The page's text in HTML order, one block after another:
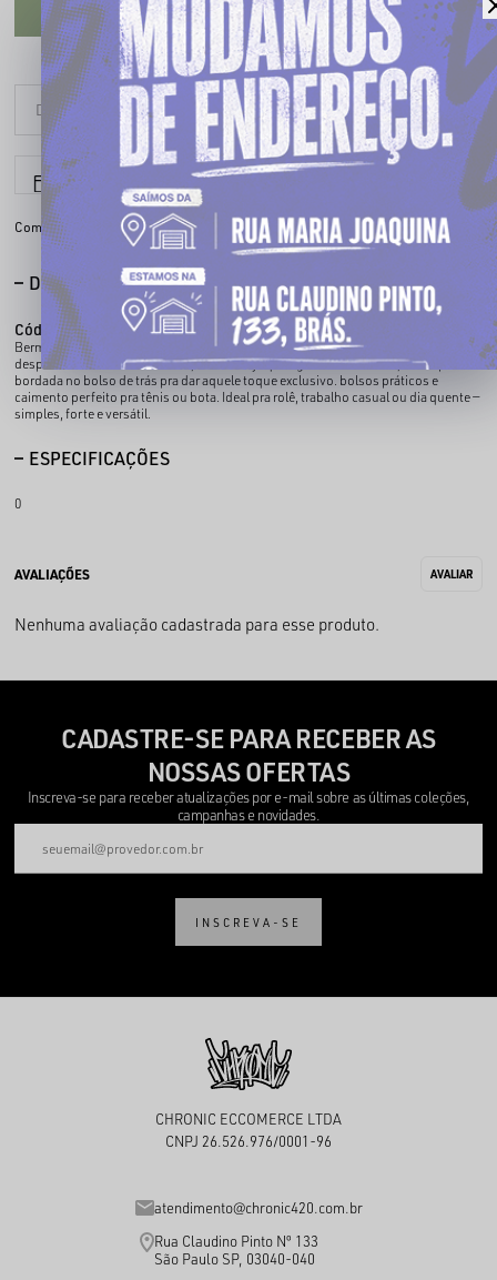
CADASTRE-SE PARA VER O PREÇO
Parcele em até6x sem juros
Compartilhe:
DESCRIÇÃO COMPLETA
Código identificador (SKU):
002424007
Bermuda sarja Chronic: confortável, resistente e com estilo que não passa
despercebido. Corte reto solto, tecido sarja que aguenta uso diário, estampa
bordada no bolso de trás pra dar aquele toque exclusivo. bolsos práticos e
caimento perfeito pra tênis ou bota. Ideal pra rolê, trabalho casual ou dia quente —
simples, forte e versátil.
ESPECIFICAÇÕES
0
Nenhuma avaliação cadastrada para esse produto.
CADASTRE-SE PARA RECEBER AS
NOSSAS OFERTAS
Inscreva-se para receber atualizações por e-mail sobre as últimas coleções,
campanhas e novidades.
INSCREVA-SE
CHRONIC ECCOMERCE LTDA
CNPJ 26.526.976/0001-96
atendimento@chronic420.com.br
Rua Claudino Pinto Nº 133
São Paulo SP, 03040-040